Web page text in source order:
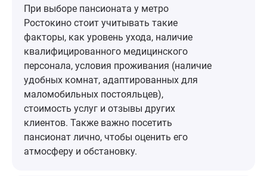
удручающая обстановка бессилия
и билета в один конец, но
вероятно это потому что вокруг
одни старики и нет спонсорской
поддержки. Несмотря на все
пессимистичные мысли, огромная
благодарность персоналу,
руководству и отдельная - Юлии
Станиславовне!🌷
При выборе пансионата у метро
Ростокино стоит учитывать такие
факторы, как уровень ухода, наличие
квалифицированного медицинского
персонала, условия проживания (наличие
удобных комнат, адаптированных для
маломобильных постояльцев),
стоимость услуг и отзывы других
клиентов. Также важно посетить
пансионат лично, чтобы оценить его
атмосферу и обстановку.